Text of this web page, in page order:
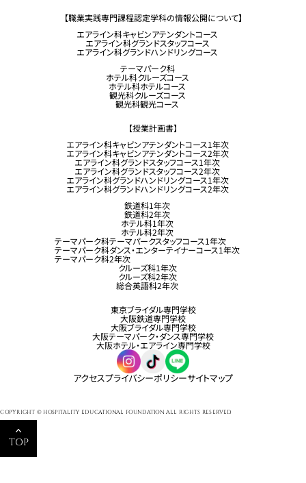
【職業実践専門課程認定学科の情報公開について】
エアライン科キャビンアテンダントコース
エアライン科グランドスタッフコース
エアライン科グランドハンドリングコース
テーマパーク科
ホテル科クルーズコース
ホテル科ホテルコース
観光科クルーズコース
観光科観光コース
【授業計画書】
エアライン科キャビンアテンダントコース1年次
エアライン科キャビンアテンダントコース2年次
エアライン科グランドスタッフコース1年次
エアライン科グランドスタッフコース2年次
エアライン科グランドハンドリングコース1年次
エアライン科グランドハンドリングコース2年次
鉄道科1年次
鉄道科2年次
ホテル科1年次
ホテル科2年次
テーマパーク科テーマパークスタッフコース1年次
テーマパーク科ダンス・エンターテイナーコース1年次
テーマパーク科2年次
クルーズ科1年次
クルーズ科2年次
総合英語科2年次
東京ブライダル専門学校
大阪鉄道専門学校
大阪ブライダル専門学校
大阪テーマパーク・ダンス専門学校
大阪ホテル・エアライン専門学校
アクセスプライバシーポリシーサイトマップ
COPYRIGHT © HOSPITALITY EDUCATIONAL FOUNDATION ALL RIGHTS RESERVED.
TOP